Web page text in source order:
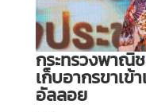
กระทรวงพาณิ
เก็บอากรขาเข้
อัลลอย